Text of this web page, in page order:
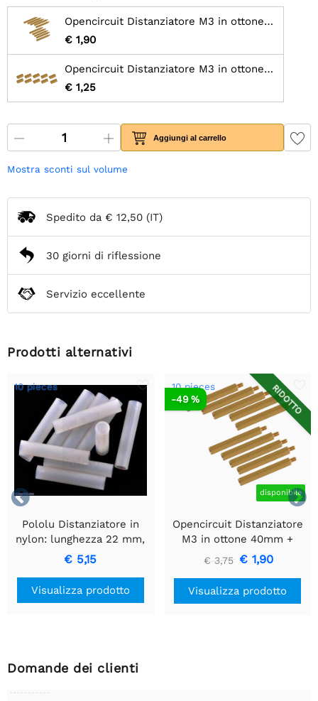
Opencircuit Distanziatore M3 in ottone 40mm + 6mm - 10 pezzi
€ 1,90
Opencircuit Distanziatore M3 in ottone femmina 10mm - 10 pezzi
€ 1,25
Aggiungi al carrello
Mostra sconti sul volume
Spedito da € 12,50 (IT)
30 giorni di riflessione
Servizio eccellente
Prodotti alternativi


10 pieces
Pololu Distanziatore in
nylon: lunghezza 22 mm,
diametro esterno 4 mm,
diametro interno 2,7 mm
(confezione da 10)
€ 5,15
Visualizza prodotto
RIDOTTO
10 pieces
disponibile
-49 %
Opencircuit Distanziatore
M3 in ottone 40mm +
6mm - 10 pezzi
€ 3,75 € 1,90
Visualizza prodotto
Domande dei clienti